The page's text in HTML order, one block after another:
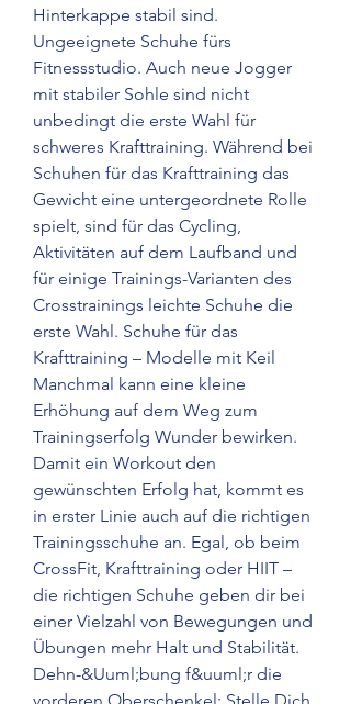
Hinterkappe stabil sind.
Ungeeignete Schuhe fürs
Fitnessstudio. Auch neue Jogger
mit stabiler Sohle sind nicht
unbedingt die erste Wahl für
schweres Krafttraining. Während bei
Schuhen für das Krafttraining das
Gewicht eine untergeordnete Rolle
spielt, sind für das Cycling,
Aktivitäten auf dem Laufband und
für einige Trainings-Varianten des
Crosstrainings leichte Schuhe die
erste Wahl. Schuhe für das
Krafttraining – Modelle mit Keil
Manchmal kann eine kleine
Erhöhung auf dem Weg zum
Trainingserfolg Wunder bewirken.
Damit ein Workout den
gewünschten Erfolg hat, kommt es
in erster Linie auch auf die richtigen
Trainingsschuhe an. Egal, ob beim
CrossFit, Krafttraining oder HIIT –
die richtigen Schuhe geben dir bei
einer Vielzahl von Bewegungen und
Übungen mehr Halt und Stabilität.
Dehn-&Uuml;bung f&uuml;r die
vorderen Oberschenkel: Stelle Dich